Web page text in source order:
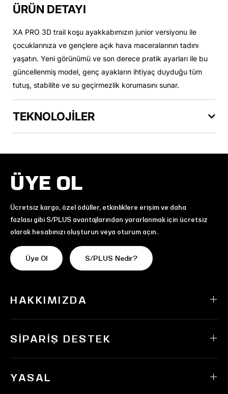
ÜRÜN DETAYI
XA PRO 3D trail koşu ayakkabımızın junior versiyonu ile
çocuklarınıza ve gençlere açık hava maceralarının tadını
yaşatın. Yeni görünümü ve son derece pratik ayarları ile bu
güncellenmiş model, genç ayakların ihtiyaç duyduğu tüm
tutuş, stabilite ve su geçirmezlik korumasını sunar.
TEKNOLOJİLER
ÜYE OL
Ücretsiz kargo, özel ödüller, etkinliklere erişim ve daha
fazlası gibi S/PLUS avantajlarından yararlanmak için ücretsiz
olarak hesabınızı oluşturun veya oturum açın.
Üye Ol S/PLUS Nedir?
HAKKIMIZDA
SIPARIŞ DESTEK
YASAL